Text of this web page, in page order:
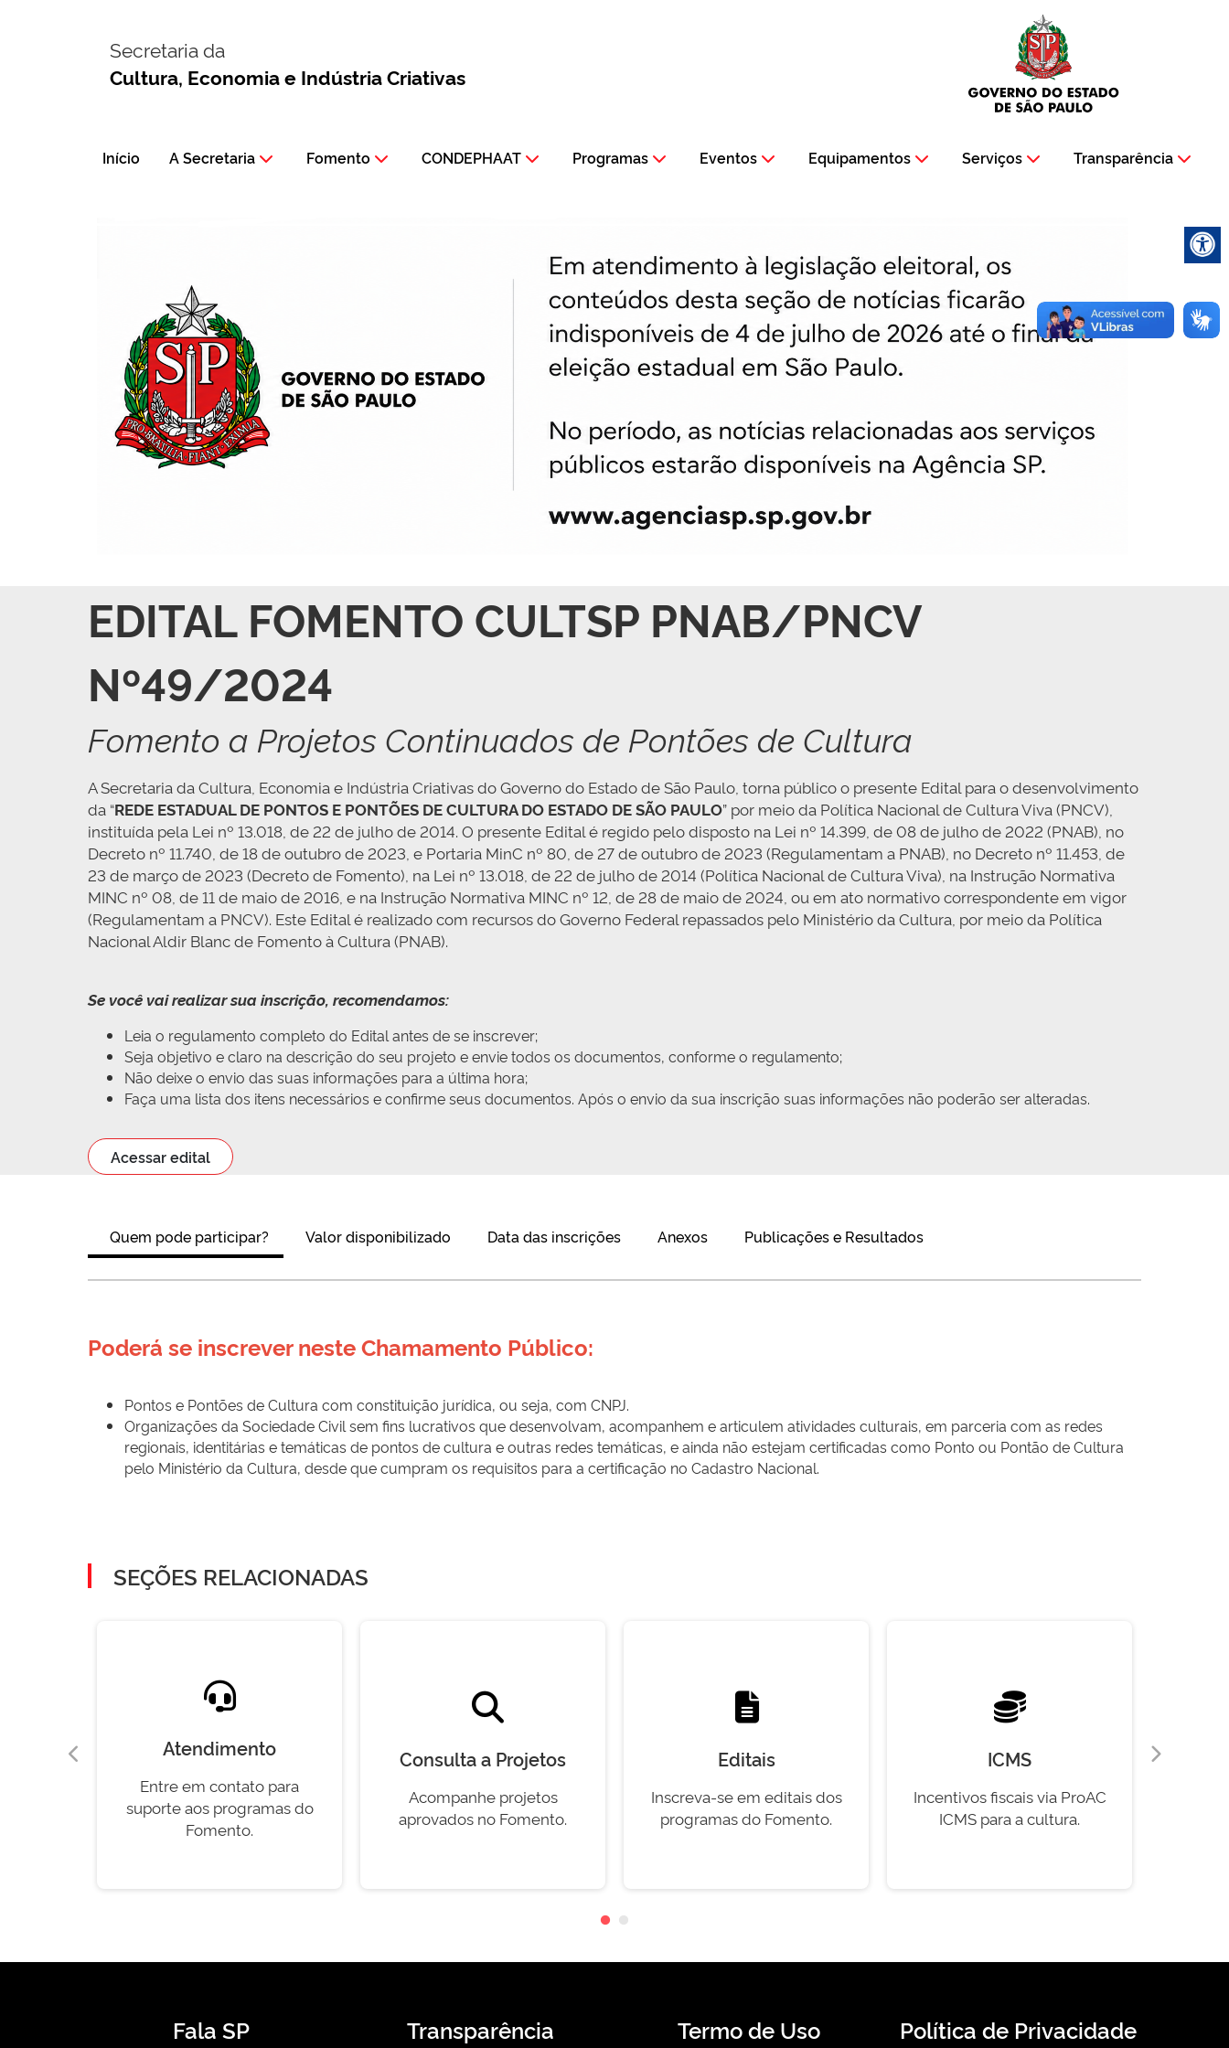
Secretaria da
Cultura, Economia e Indústria Criativas
Início A Secretaria Fomento CONDEPHAAT Programas Eventos Equipamentos Serviços Transparência
EDITAL FOMENTO CULTSP PNAB/PNCV
Nº49/2024
Fomento a Projetos Continuados de Pontões de Cultura
A Secretaria da Cultura, Economia e Indústria Criativas do Governo do Estado de São Paulo, torna público o presente Edital para o desenvolvimento
da “REDE ESTADUAL DE PONTOS E PONTÕES DE CULTURA DO ESTADO DE SÃO PAULO” por meio da Política Nacional de Cultura Viva (PNCV),
instituída pela Lei nº 13.018, de 22 de julho de 2014. O presente Edital é regido pelo disposto na Lei nº 14.399, de 08 de julho de 2022 (PNAB), no
Decreto nº 11.740, de 18 de outubro de 2023, e Portaria MinC nº 80, de 27 de outubro de 2023 (Regulamentam a PNAB), no Decreto nº 11.453, de
23 de março de 2023 (Decreto de Fomento), na Lei nº 13.018, de 22 de julho de 2014 (Política Nacional de Cultura Viva), na Instrução Normativa
MINC nº 08, de 11 de maio de 2016, e na Instrução Normativa MINC nº 12, de 28 de maio de 2024, ou em ato normativo correspondente em vigor
(Regulamentam a PNCV). Este Edital é realizado com recursos do Governo Federal repassados pelo Ministério da Cultura, por meio da Política
Nacional Aldir Blanc de Fomento à Cultura (PNAB).
Se você vai realizar sua inscrição, recomendamos:
Leia o regulamento completo do Edital antes de se inscrever;
Seja objetivo e claro na descrição do seu projeto e envie todos os documentos, conforme o regulamento;
Não deixe o envio das suas informações para a última hora;
Faça uma lista dos itens necessários e confirme seus documentos. Após o envio da sua inscrição suas informações não poderão ser alteradas.
Acessar edital
Quem pode participar? Valor disponibilizado Data das inscrições Anexos Publicações e Resultados
Poderá se inscrever neste Chamamento Público:
Pontos e Pontões de Cultura com constituição jurídica, ou seja, com CNPJ.
Organizações da Sociedade Civil sem fins lucrativos que desenvolvam, acompanhem e articulem atividades culturais, em parceria com as redes
regionais, identitárias e temáticas de pontos de cultura e outras redes temáticas, e ainda não estejam certificadas como Ponto ou Pontão de Cultura
pelo Ministério da Cultura, desde que cumpram os requisitos para a certificação no Cadastro Nacional.
SEÇÕES RELACIONADAS
Atendimento
Entre em contato para
suporte aos programas do
Fomento.
Consulta a Projetos
Acompanhe projetos
aprovados no Fomento.
Editais
Inscreva-se em editais dos
programas do Fomento.
ICMS
Incentivos fiscais via ProAC
ICMS para a cultura.
Fala SP Transparência Termo de Uso Política de Privacidade